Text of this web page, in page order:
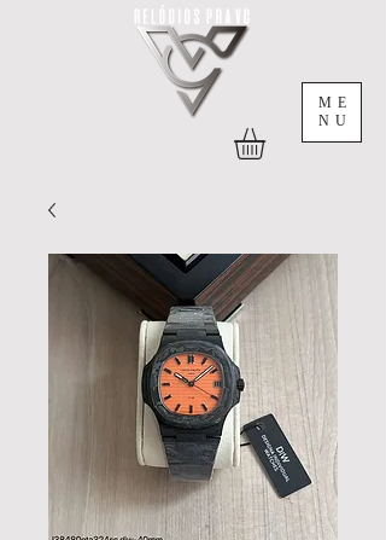
ME
NU